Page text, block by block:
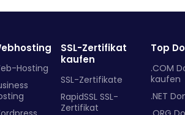
Hosting
SSL-Zertifikat
kaufen
SSL-Zertifikate
RapidSSL SSL-
Zertifikat
Top
.COM
kaufen
.NET